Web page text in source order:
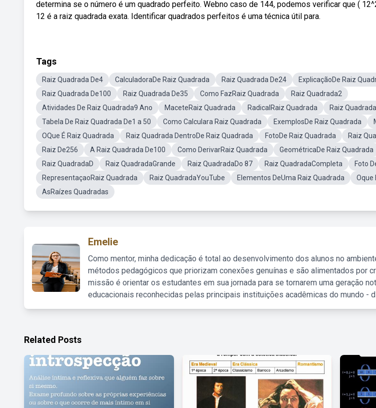
determina se o número é um quadrado perfeito. Webno caso de 144, podemos verificar que (
12 é a raiz quadrada exata. Identificar quadrados perfeitos é uma técnica útil para.
Tags
Raiz Quadrada De4 CalculadoraDe Raiz Quadrada Raiz Quadrada De24
ExplicaçãoDe Raiz
Raiz Quadrada De100
Raiz Quadrada De35 Como FazRaiz Quadrada
Raiz Quadrada2
Atividades De Raiz Quadrada9 Ano
MaceteRaiz Quadrada RadicalRaiz Quadrada
Raiz
Tabela De Raiz Quadrada De1 a 50
Como Calculara Raiz Quadrada ExemplosDe Raiz Quadrada
OQue É Raiz Quadrada
Raiz Quadrada DentroDe Raiz Quadrada FotoDe Raiz Quadrada
Raiz
Raiz De256
A Raiz Quadrada De100 Como DerivarRaiz Quadrada GeométricaDe Raiz Quadrada
Raiz QuadradaD
Raiz QuadradaGrande Raiz QuadradaDo 87 Raiz QuadradaCompleta
Foto
RepresentaçaoRaiz Quadrada
Raiz QuadradaYouTube Elementos DeUma Raiz Quadrada
Oque
AsRaízes Quadradas
Emelie
Como mentor, minha dedicação é total ao desenvolvimento dos alunos no
métodos pedagógicos que priorizam conexões genuínas e são alimentados por
missão é orientar os estudantes em sua jornada para se tornarem uma geração
educacionais reconhecidas pelas principais instituições acadêmicas do mundo -
Related Posts